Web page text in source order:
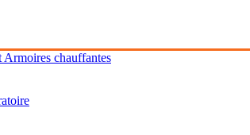
Armoires chauffantes